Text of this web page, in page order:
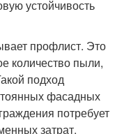
устойчивость
профлист. Это
количество пыли,
подход
фасадных
потребует
затрат.